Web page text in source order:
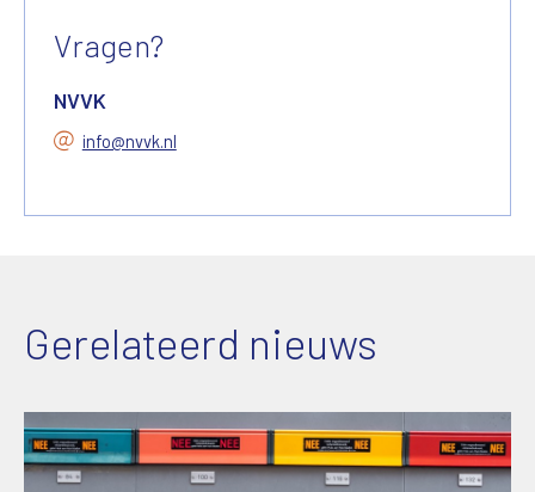
Vragen?
NVVK
info@nvvk.nl
Gerelateerd nieuws